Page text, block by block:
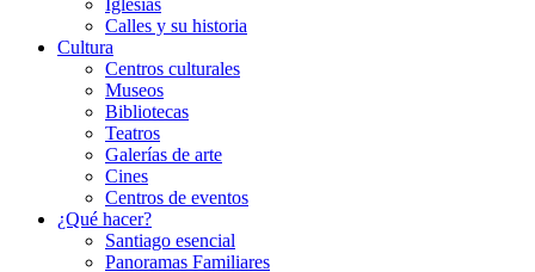
Iglesias
Calles y su historia
Cultura
Centros culturales
Museos
Bibliotecas
Teatros
Galerí­as de arte
Cines
Centros de eventos
¿Qué hacer?
Santiago esencial
Panoramas Familiares